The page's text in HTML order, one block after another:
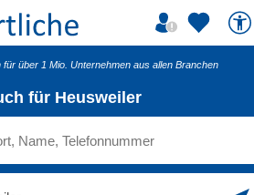
für über 1 Mio. Unternehmen aus allen Branchen
für Heusweiler